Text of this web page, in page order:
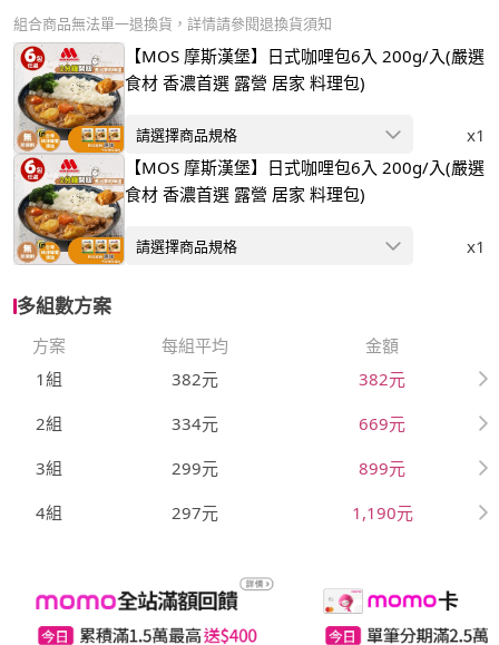
組合商品無法單一退換貨，詳情請參閱退換貨須知
【MOS 摩斯漢堡】日式咖哩包6入 200g/入(嚴選
食材 香濃首選 露營 居家 料理包)
請選擇商品規格
x1
【MOS 摩斯漢堡】日式咖哩包6入 200g/入(嚴選
食材 香濃首選 露營 居家 料理包)
請選擇商品規格 x1
多組數方案
方案 每組平均
金額
1組
382元
382元
2組
334元
669元
3組
299元
899元
4組
297元 1,190元